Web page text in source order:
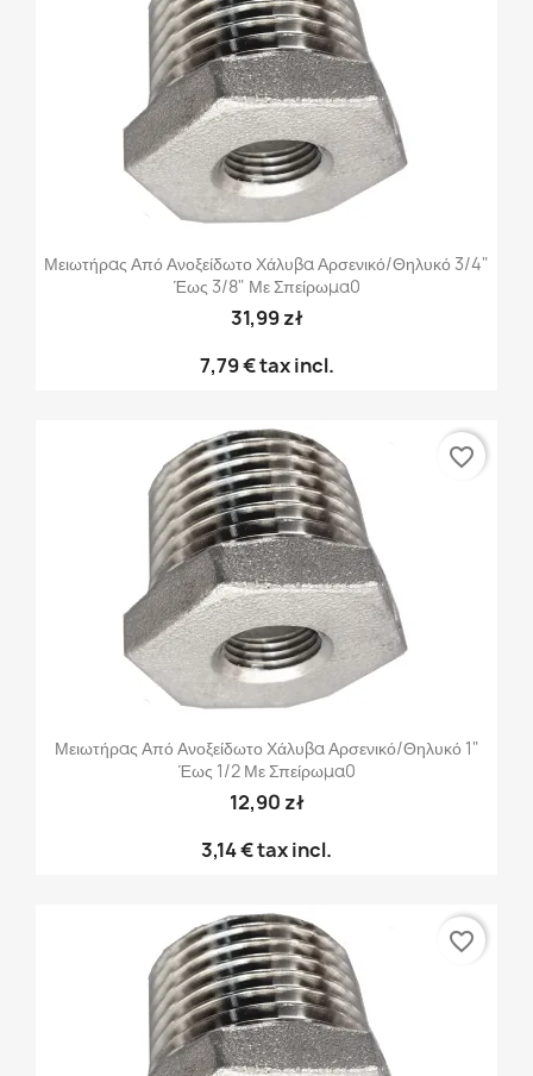
Μειωτήρας Από Ανοξείδωτο Χάλυβα Αρσενικό/θηλυκό 3/4"
Έως 3/8" Με Σπείρωμα0
31,99 zł
7,79 €tax incl.
Μειωτήρας Από Ανοξείδωτο Χάλυβα Αρσενικό/θηλυκό 1"
Έως 1/2 Με Σπείρωμα0
12,90 zł
3,14 €tax incl.
favorite_border
favorite_border